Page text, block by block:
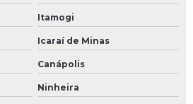
Itamogi
Icaraí de Minas
Canápolis
Ninheira